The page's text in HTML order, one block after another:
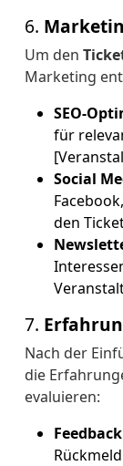
6.
Um den
Marketing
SEO-
für
Social
den
7.
Nach der
die
evaluieren: